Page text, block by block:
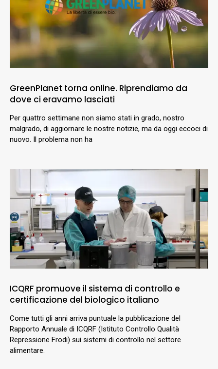
GreenPlanet torna online. Riprendiamo da
dove ci eravamo lasciati
Per quattro settimane non siamo stati in grado, nostro
malgrado, di aggiornare le nostre notizie, ma da oggi eccoci di
nuovo. Il problema non ha
ICQRF promuove il sistema di controllo e
certificazione del biologico italiano
Come tutti gli anni arriva puntuale la pubblicazione del
Rapporto Annuale di ICQRF (Istituto Controllo Qualità
Repressione Frodi) sui sistemi di controllo nel settore
alimentare.